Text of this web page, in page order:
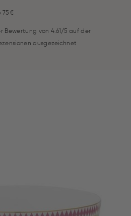
75 €
Bewertung von 4.61/5 auf der
ausgezeichnet